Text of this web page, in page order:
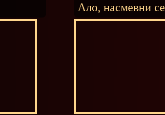
Ало, насмевни се